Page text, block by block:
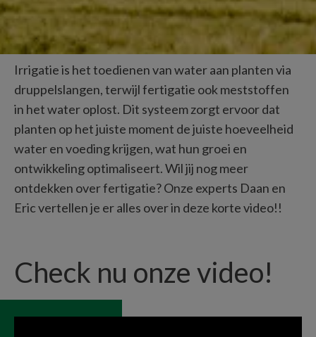
Irrigatie is het toedienen van water aan planten via
druppelslangen, terwijl fertigatie ook meststoffen
in het water oplost. Dit systeem zorgt ervoor dat
planten op het juiste moment de juiste hoeveelheid
water en voeding krijgen, wat hun groei en
ontwikkeling optimaliseert. Wil jij nog meer
ontdekken over fertigatie? Onze experts Daan en
Eric vertellen je er alles over in deze korte video!!
Check nu onze video!